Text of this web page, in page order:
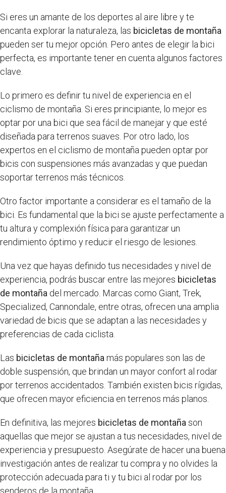
Si eres un amante de los deportes al aire libre y te
encanta explorar la naturaleza, las bicicletas de montaña
pueden ser tu mejor opción. Pero antes de elegir la bici
perfecta, es importante tener en cuenta algunos factores
clave.
Lo primero es definir tu nivel de experiencia en el
ciclismo de montaña. Si eres principiante, lo mejor es
optar por una bici que sea fácil de manejar y que esté
diseñada para terrenos suaves. Por otro lado, los
expertos en el ciclismo de montaña pueden optar por
bicis con suspensiones más avanzadas y que puedan
soportar terrenos más técnicos.
Otro factor importante a considerar es el tamaño de la
bici. Es fundamental que la bici se ajuste perfectamente a
tu altura y complexión física para garantizar un
rendimiento óptimo y reducir el riesgo de lesiones.
Una vez que hayas definido tus necesidades y nivel de
experiencia, podrás buscar entre las mejores bicicletas
de montaña del mercado. Marcas como Giant, Trek,
Specialized, Cannondale, entre otras, ofrecen una amplia
variedad de bicis que se adaptan a las necesidades y
preferencias de cada ciclista.
Las bicicletas de montaña más populares son las de
doble suspensión, que brindan un mayor confort al rodar
por terrenos accidentados. También existen bicis rígidas,
que ofrecen mayor eficiencia en terrenos más planos.
En definitiva, las mejores bicicletas de montaña son
aquellas que mejor se ajustan a tus necesidades, nivel de
experiencia y presupuesto. Asegúrate de hacer una buena
investigación antes de realizar tu compra y no olvides la
protección adecuada para ti y tu bici al rodar por los
senderos de la montaña.